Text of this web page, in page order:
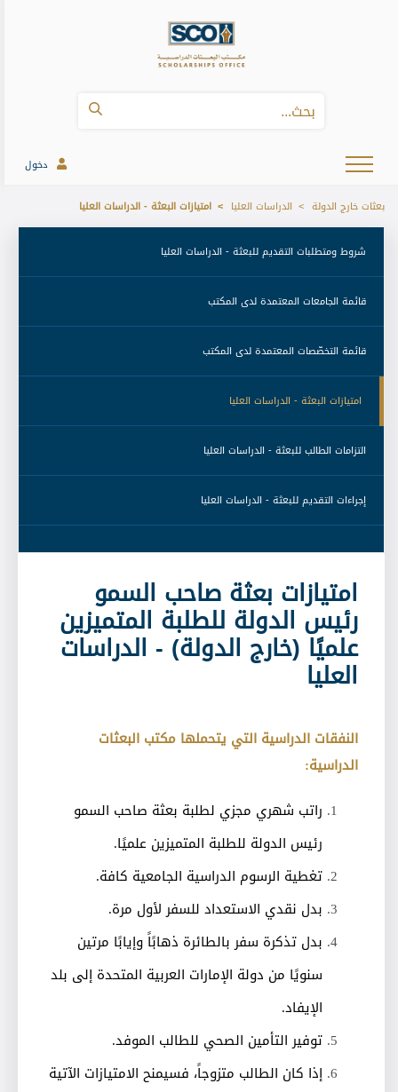
دخول
بعثات خارج الدولة الدراسات العليا امتيازات البعثة - الدراسات العليا
امتيازات بعثة صاحب السمو
رئيس الدولة للطلبة المتميزين
علميًا (خارج الدولة) - الدراسات
العليا
النفقات الدراسية التي يتحملها مكتب البعثات
الدراسية:
راتب شهري مجزي لطلبة بعثة صاحب السمو
رئيس الدولة للطلبة المتميزين علميًا.
تغطية الرسوم الدراسية الجامعية كافة.
بدل نقدي الاستعداد للسفر لأول مرة.
بدل تذكرة سفر بالطائرة ذهابًاً وإيابًا مرتين
سنويًا من دولة الإمارات العربية المتحدة إلى بلد
الإيفاد.
توفير التأمين الصحي للطالب الموفد.
إذا كان الطالب متزوجاً، فسيمنح الامتيازات الآتية